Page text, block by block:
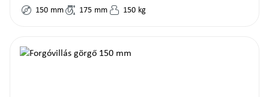
150 mm 175 mm 150 kg